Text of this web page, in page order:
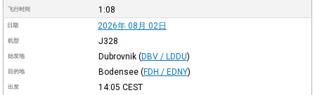
飞行时间 1:08
日期 2026年 08月 02日
机型 J328
始发地 Dubrovnik (DBV / LDDU)
目的地 Bodensee (FDH / EDNY)
出发 14:05 CEST